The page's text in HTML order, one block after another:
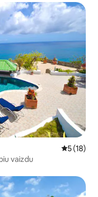
Vidutinis
5 (18)
vaizdu